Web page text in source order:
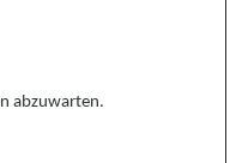
abzuwarten.